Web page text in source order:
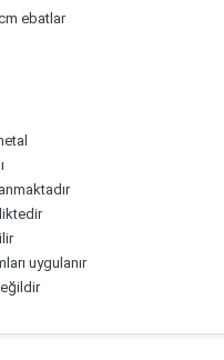
ebatlar
uygulanır